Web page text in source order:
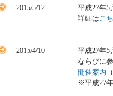
2015/5/12
平成27年5
詳細はこ
2015/4/10
平成27年5
ならびに
開催案内
※平成27